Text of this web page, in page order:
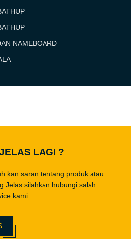
NAMEBOARD
LAGI ?
kan saran tentang produk atau
Jelas silahkan hubungi salah
kami